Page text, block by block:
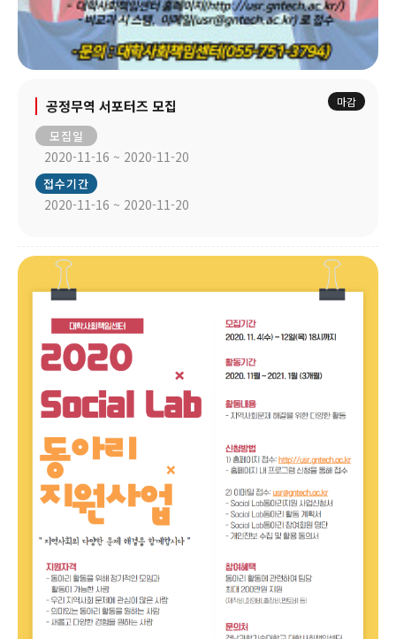
공정무역 서포터즈 모집
모집일
2020-11-16 ~ 2020-11-20
접수기간
2020-11-16 ~ 2020-11-20
마감